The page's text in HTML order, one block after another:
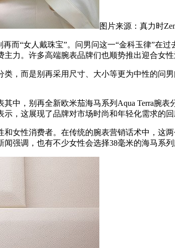
图片来源：真力时
“女人戴珠宝”。问男问这一“金科玉律”在
力。许多高端腕表品牌们也顺势推出迎合女
而是别再采用尺寸、大小等更为中性的问
，别再全新欧米茄海⻢系列Aqua Terra腕表
，这展现了品牌对市场时尚和年轻化需求的回
性消费者。在传统的腕表营销话术中，这
强调，也有不少女性会选择38毫米的海马系列